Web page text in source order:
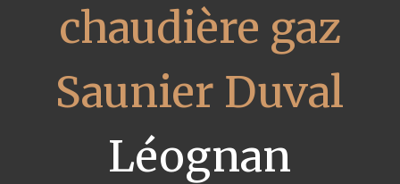
chaudière gaz
Saunier Duval
Léognan